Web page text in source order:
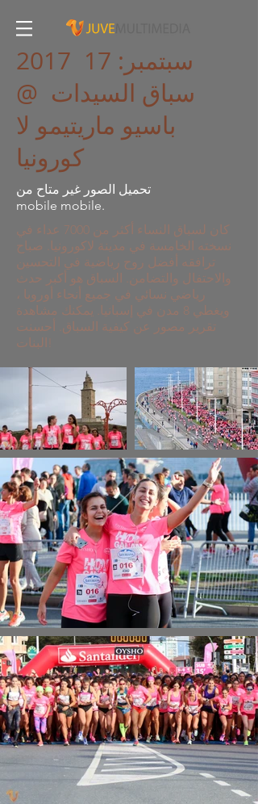
2017 17 سبتمبر:
سباق السيدات @
باسيو ماريتيمو لا
كورونيا
تحميل الصور غير متاح من
mobile mobile.
كان لسباق النساء أكثر من 7000 عداء في
نسخته الخامسة في مدينة لاكورونيا. صباح
ترافقه أفضل روح رياضية في التحسين
والاحتفال والتضامن. السباق هو أكبر حدث
رياضي نسائي في جميع أنحاء أوروبا ،
ويغطي 8 مدن في إسبانيا. يمكنك مشاهدة
تقرير مصور عن كيفية السباق. أحسنت